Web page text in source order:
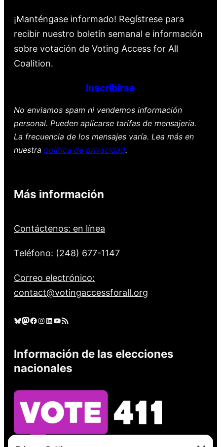
¡Manténgase informado! Regístrese para
recibir nuestro boletín semanal e información
sobre votación de Voting Access for All
Coalition.
Inscribirse
No enviamos spam ni vendemos información
personal. Pueden aplicarse tarifas de mensajería.
La frecuencia de los mensajes varía. Lea más en
nuestra política de privacidad.
Más información
Contáctenos: en línea
Teléfono: (248) 677-1147
Correo electrónico:
contact@votingaccessforall.org
Cielo azul Mastodonte Facebook Instagram LinkedIn YouTube Feed RSS
Información de las elecciones
nacionales